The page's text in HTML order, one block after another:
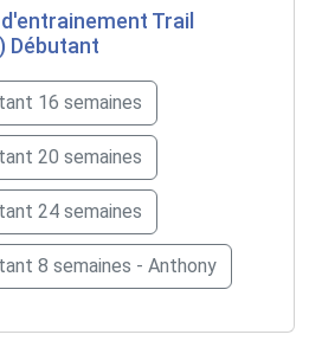
Trail
Débutant
16 semaines
20 semaines
24 semaines
8 semaines - Anthony